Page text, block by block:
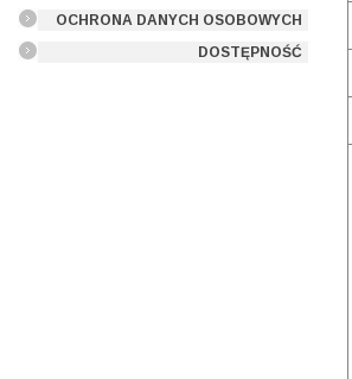
OCHRONA DANYCH OSOBOWYCH
DOSTĘPNOŚĆ